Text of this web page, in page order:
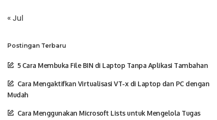
« Jul
Postingan Terbaru
5 Cara Membuka File BIN di Laptop Tanpa Aplikasi Tambahan
Cara Mengaktifkan Virtualisasi VT-x di Laptop dan PC dengan
Mudah
Cara Menggunakan Microsoft Lists untuk Mengelola Tugas